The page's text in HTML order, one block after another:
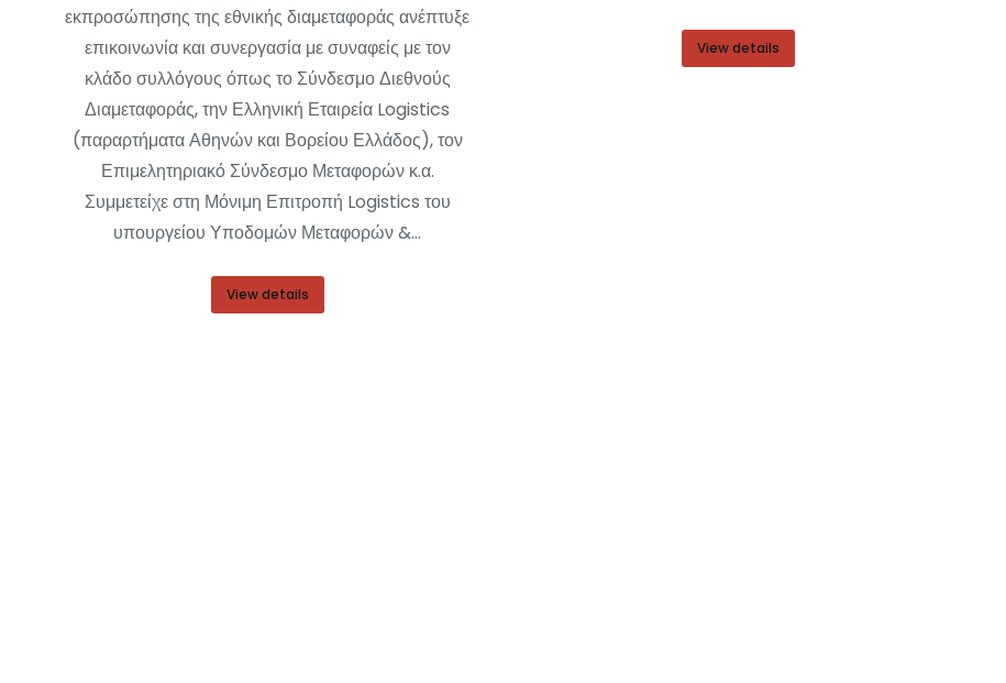
εκπροσώπησης της εθνικής διαμεταφοράς ανέπτυξε
επικοινωνία και συνεργασία με συναφείς με τον
κλάδο συλλόγους όπως το Σύνδεσμο Διεθνούς
Διαμεταφοράς, την Ελληνική Εταιρεία Logistics
(παραρτήματα Αθηνών και Βορείου Ελλάδος), τον
Επιμελητηριακό Σύνδεσμο Μεταφορών κ.α.
Συμμετείχε στη Μόνιμη Επιτροπή Logistics του
υπουργείου Υποδομών Μεταφορών &…
View details
View details